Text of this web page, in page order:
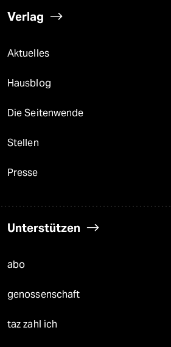
Verlag
Aktuelles
Hausblog
Die Seitenwende
Stellen
Presse
Unterstützen
abo
genossenschaft
taz zahl ich